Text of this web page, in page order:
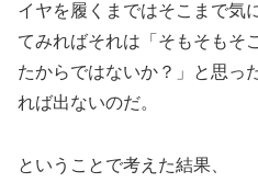
イヤを履くまではそこまで気
てみればそれは「そもそもそ
たからではないか？」と思っ
れば出ないのだ。
ということで考えた結果、